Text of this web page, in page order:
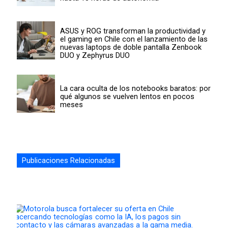
ASUS y ROG transforman la productividad y
el gaming en Chile con el lanzamiento de las
nuevas laptops de doble pantalla Zenbook
DUO y Zephyrus DUO
La cara oculta de los notebooks baratos: por
qué algunos se vuelven lentos en pocos
meses
Publicaciones Relacionadas